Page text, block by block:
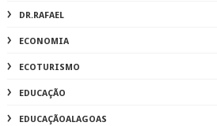
DR.RAFAEL
ECONOMIA
ECOTURISMO
EDUCAÇÃO
EDUCAÇÃOALAGOAS